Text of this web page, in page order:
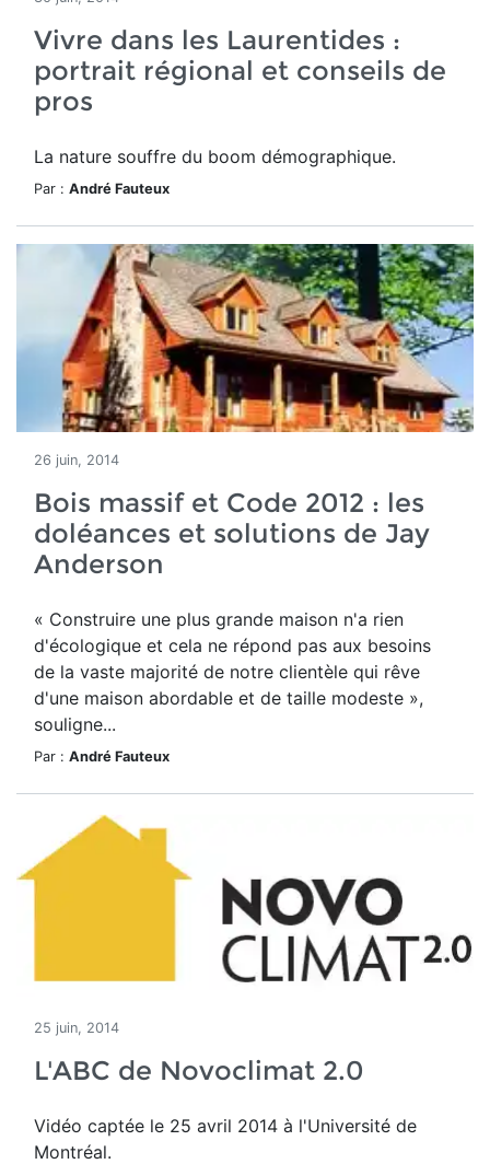
Vivre dans les Laurentides :
portrait régional et conseils de
pros
La nature souffre du boom démographique.
Par : André Fauteux
26 juin, 2014
Bois massif et Code 2012 : les
doléances et solutions de Jay
Anderson
« Construire une plus grande maison n'a rien
d'écologique et cela ne répond pas aux besoins
de la vaste majorité de notre clientèle qui rêve
d'une maison abordable et de taille modeste »,
souligne...
Par : André Fauteux
25 juin, 2014
L'ABC de Novoclimat 2.0
Vidéo captée le 25 avril 2014 à l'Université de
Montréal.